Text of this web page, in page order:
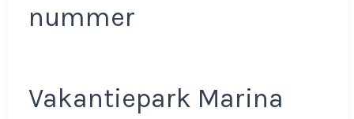
nummer
Vakantiepark Marina